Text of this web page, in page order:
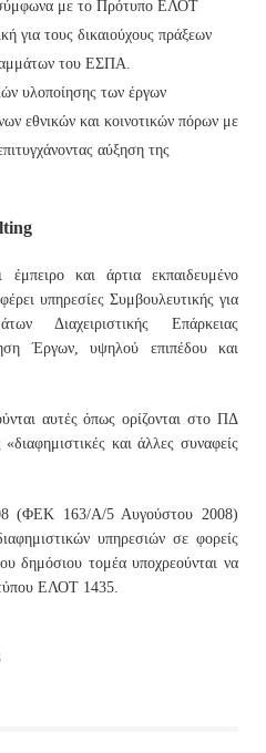
σύμφωνα με το Πρότυπο ΕΛΟΤ
για τους δικαιούχους πράξεων
του ΕΣΠΑ.
υλοποίησης των έργων
εθνικών και κοινοτικών πόρων με
αύξηση της
και άρτια εκπαιδευμένο
υπηρεσίες Συμβουλευτικής για
Διαχειριστικής Επάρκειας
Έργων, υψηλού επιπέδου και
αυτές όπως ορίζονται στο ΠΔ
και άλλες συναφείς
(ΦΕΚ 163/Α/5 Αυγούστου 2008)
υπηρεσιών σε φορείς
δημόσιου τομέα υποχρεούνται να
ΕΛΟΤ 1435.